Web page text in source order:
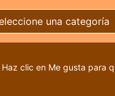
una categoría
Haz clic en Me gusta para